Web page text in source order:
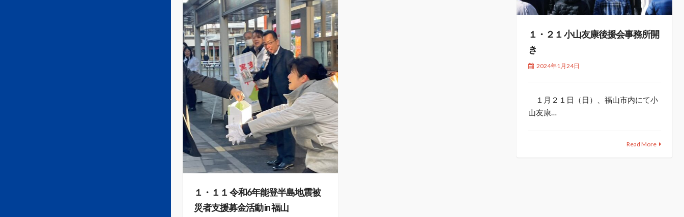
１・２１ 小山友康後援会事務所開
き
2024年1月24日
１月２１日（日）、福山市内にて小
山友康…
Read More
１・１１ 令和6年能登半島地震被
災者支援募金活動 in 福山